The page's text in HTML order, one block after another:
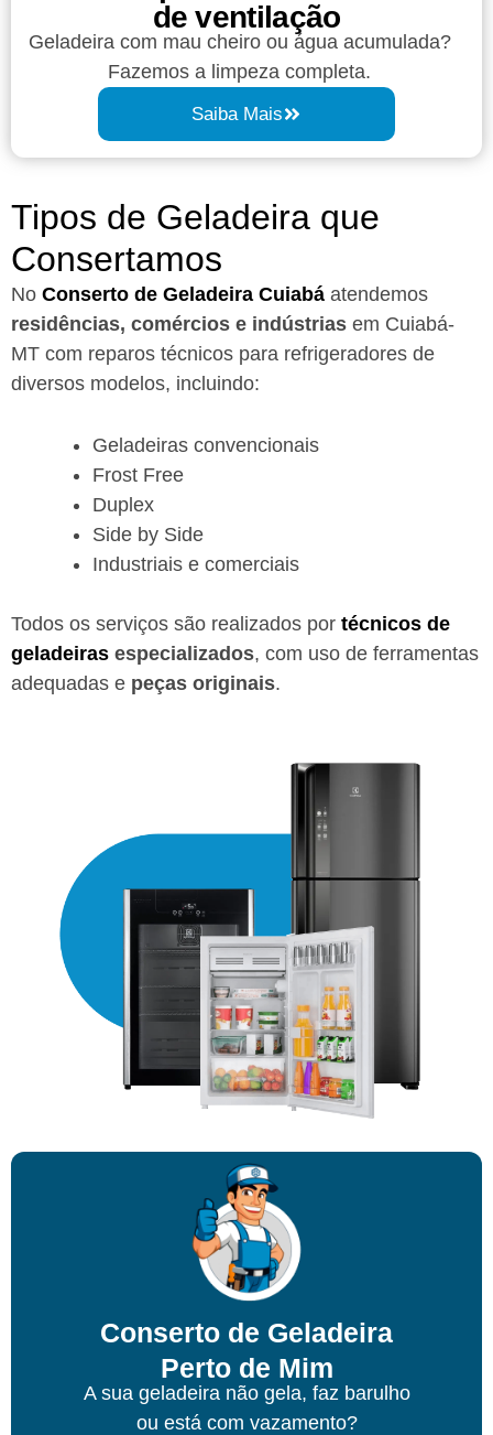
de ventilação
Geladeira com mau cheiro ou água acumulada?
Fazemos a limpeza completa.
Saiba Mais
Tipos de Geladeira que
Consertamos
No Conserto de Geladeira Cuiabá atendemos
residências, comércios e indústrias em Cuiabá-
MT com reparos técnicos para refrigeradores de
diversos modelos, incluindo:
Geladeiras convencionais
Frost Free
Duplex
Side by Side
Industriais e comerciais
Todos os serviços são realizados por técnicos de
geladeiras especializados, com uso de ferramentas
adequadas e peças originais.
Conserto de Geladeira
Perto de Mim
A sua geladeira não gela, faz barulho
ou está com vazamento?